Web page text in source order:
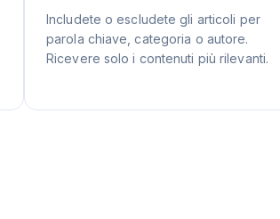
Includete o escludete gli articoli per
parola chiave, categoria o autore.
Ricevere solo i contenuti più rilevanti.